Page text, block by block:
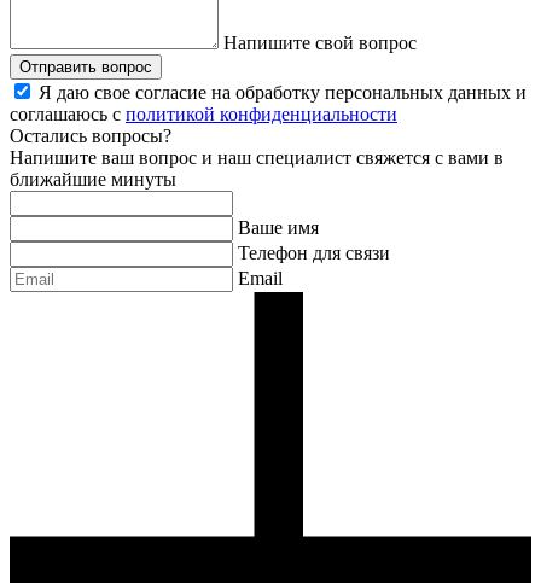
Напишите свой вопрос
Отправить вопрос
Я даю свое согласие на обработку персональных данных и
соглашаюсь с политикой конфиденциальности
Остались вопросы?
Напишите ваш вопрос и наш специалист свяжется с вами в
ближайшие минуты
Ваше имя
Телефон для связи
Email